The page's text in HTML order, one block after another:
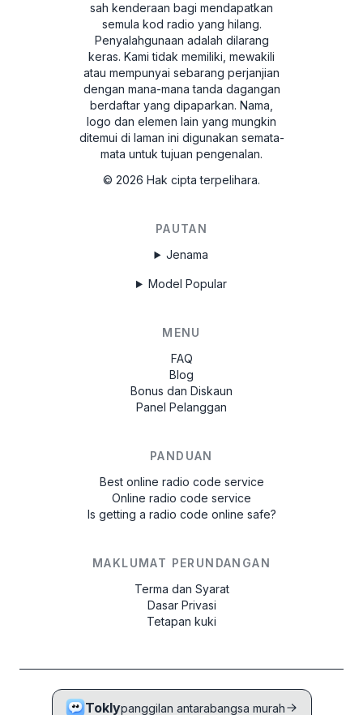
sah kenderaan bagi mendapatkan
semula kod radio yang hilang.
Penyalahgunaan adalah dilarang
keras. Kami tidak memiliki, mewakili
atau mempunyai sebarang perjanjian
dengan mana-mana tanda dagangan
berdaftar yang dipaparkan. Nama,
logo dan elemen lain yang mungkin
ditemui di laman ini digunakan semata-
mata untuk tujuan pengenalan.
© 2026 Hak cipta terpelihara.
PAUTAN
Jenama
Model Popular
MENU
FAQ
Blog
Bonus dan Diskaun
Panel Pelanggan
PANDUAN
Best online radio code service
Online radio code service
Is getting a radio code online safe?
MAKLUMAT PERUNDANGAN
Terma dan Syarat
Dasar Privasi
Tetapan kuki
Toklypanggilan antarabangsa murah